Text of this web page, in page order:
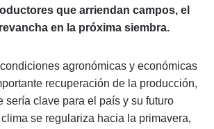
que arriendan campos, el
en la próxima siembra.
agronómicas y económicas
recuperación de la producción,
sería clave para el país y su futuro
se regulariza hacia la primavera,